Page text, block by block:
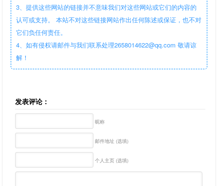
3、提供这些网站的链接并不意味我们对这些网站或它们的内容的
认可或支持。 本站不对这些链接网站作出任何陈述或保证，也不对
它们负任何责任。
4、如有侵权请邮件与我们联系处理2658014622@qq.com 敬请谅
解！
发表评论：
昵称
邮件地址 (选填)
个人主页 (选填)